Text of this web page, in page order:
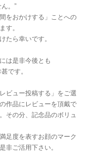
。”
をおかけする」ことへの
す。
たら幸いです。
は是非今後とも
です。
ビュー投稿する」をご選
作品にレビューを頂戴で
その分、記念品のボリュ
足度を表すお顔のマーク
非ご活用下さい。